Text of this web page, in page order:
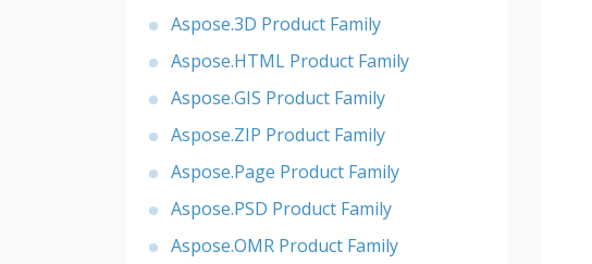
Aspose.3D Product Family
Aspose.HTML Product Family
Aspose.GIS Product Family
Aspose.ZIP Product Family
Aspose.Page Product Family
Aspose.PSD Product Family
Aspose.OMR Product Family